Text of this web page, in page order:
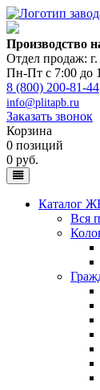
Производство
Отдел продаж: г.
Пн-Пт с 7:00 до
8 (800) 200-81-44
info@plitapb.ru
Заказать звонок
Корзина
0 позиций
0 руб.
Каталог
Вся